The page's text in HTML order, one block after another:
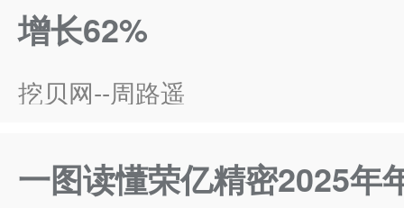
增长62%
挖贝网--周路遥
一图读懂荣亿精密2025年